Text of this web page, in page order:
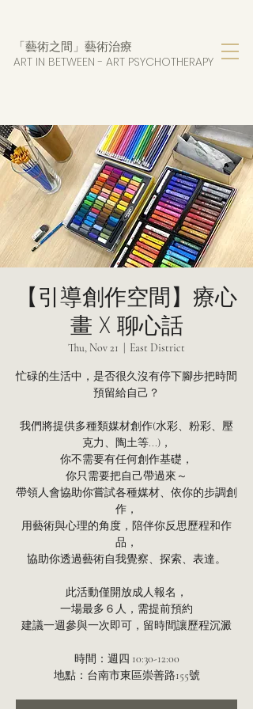
「藝術之間」藝術治療
ART IN BETWEEN - ART PSYCHOTHERAPY
【引導創作空間】療心
畫 X 聊心話
Thu, Nov 21 East District
忙碌的生活中，是否很久沒有停下腳步把時間
預留給自己？
我們將提供多種類媒材創作(水彩、粉彩、壓
克力、陶土等...)，
你不需要有任何創作基礎，
你只需要把自己帶過來～
帶領人會協助你嘗試各種媒材、依你的步調創
作，
用藝術與心理的角度，陪伴你反思歷程和作
品，
協助你透過藝術自我覺察、探索、表達。
此活動僅開放成人報名，
一場最多６人，需提前預約
建議一週參與一次即可，留時間讓歷程沉澱
時間：週四 10:30-12:00
地點：台南市東區崇善路155號